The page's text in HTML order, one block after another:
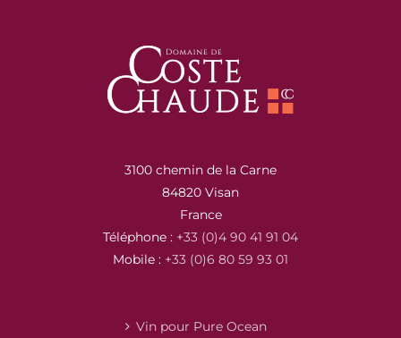
3100 chemin de la Carne
84820 Visan
France
Téléphone : +33 (0)4 90 41 91 04
Mobile : +33 (0)6 80 59 93 01
Vin pour Pure Ocean